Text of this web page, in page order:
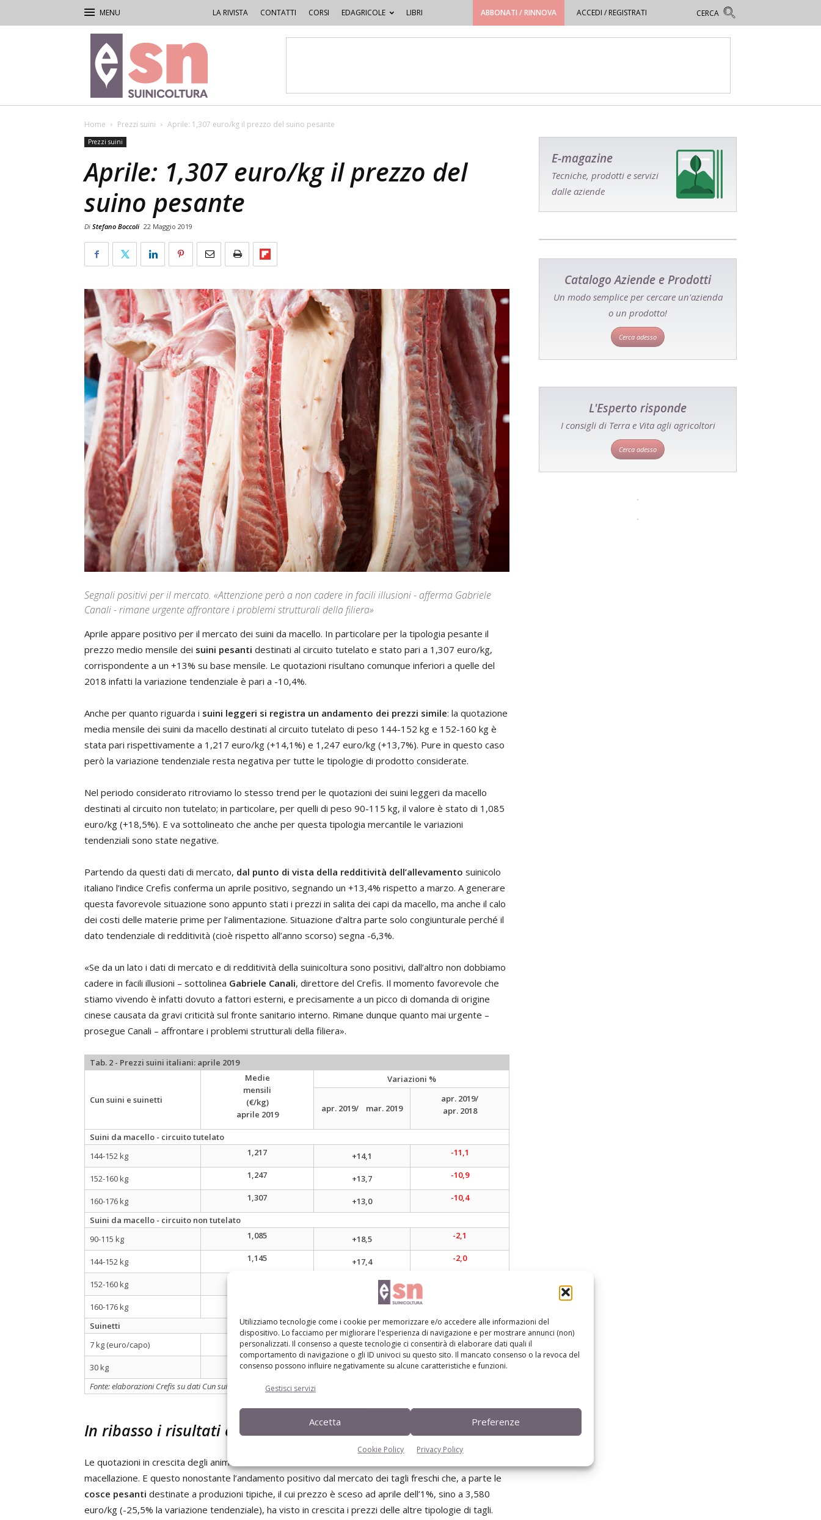
Utilizziamo tecnologie come i cookie per memorizzare e/o accedere alle informazioni del
dispositivo. Lo facciamo per migliorare l'esperienza di navigazione e per mostrare annunci (non)
personalizzati. Il consenso a queste tecnologie ci consentirà di elaborare dati quali il
comportamento di navigazione o gli ID univoci su questo sito. Il mancato consenso o la revoca del
consenso possono influire negativamente su alcune caratteristiche e funzioni.
Gestisci servizi
Accetta Preferenze
Cookie Policy Privacy Policy
LA RIVISTA CONTATTI CORSI EDAGRICOLE LIBRI ABBONATI / RINNOVA ACCEDI / REGISTRATI
Rivista
di
Suinicoltura
Home Prezzi suini Aprile: 1,307 euro/kg il prezzo del suino pesante
Prezzi suini
Aprile: 1,307 euro/kg il prezzo del
suino pesante
Di Stefano Boccoli 22 Maggio 2019
Segnali positivi per il mercato. «Attenzione però a non cadere in facili illusioni - afferma Gabriele
Canali - rimane urgente affrontare i problemi strutturali della filiera»
Aprile appare positivo per il mercato dei suini da macello. In particolare per la tipologia pesante il
prezzo medio mensile dei suini pesanti destinati al circuito tutelato e stato pari a 1,307 euro/kg,
corrispondente a un +13% su base mensile. Le quotazioni risultano comunque inferiori a quelle del
2018 infatti la variazione tendenziale è pari a -10,4%.
Anche per quanto riguarda i suini leggeri si registra un andamento dei prezzi simile: la quotazione
media mensile dei suini da macello destinati al circuito tutelato di peso 144-152 kg e 152-160 kg è
stata pari rispettivamente a 1,217 euro/kg (+14,1%) e 1,247 euro/kg (+13,7%). Pure in questo caso
però la variazione tendenziale resta negativa per tutte le tipologie di prodotto considerate.
Nel periodo considerato ritroviamo lo stesso trend per le quotazioni dei suini leggeri da macello
destinati al circuito non tutelato; in particolare, per quelli di peso 90-115 kg, il valore è stato di 1,085
euro/kg (+18,5%). E va sottolineato che anche per questa tipologia mercantile le variazioni
tendenziali sono state negative.
Partendo da questi dati di mercato, dal punto di vista della redditività dell’allevamento suinicolo
italiano l’indice Crefis conferma un aprile positivo, segnando un +13,4% rispetto a marzo. A generare
questa favorevole situazione sono appunto stati i prezzi in salita dei capi da macello, ma anche il calo
dei costi delle materie prime per l’alimentazione. Situazione d’altra parte solo congiunturale perché il
dato tendenziale di redditività (cioè rispetto all’anno scorso) segna -6,3%.
«Se da un lato i dati di mercato e di redditività della suinicoltura sono positivi, dall’altro non dobbiamo
cadere in facili illusioni – sottolinea Gabriele Canali, direttore del Crefis. Il momento favorevole che
stiamo vivendo è infatti dovuto a fattori esterni, e precisamente a un picco di domanda di origine
cinese causata da gravi criticità sul fronte sanitario interno. Rimane dunque quanto mai urgente –
prosegue Canali – affrontare i problemi strutturali della filiera».
Tab. 2 - Prezzi suini italiani: aprile 2019
Cun suini e suinetti
Medie
mensili
(€/kg)
aprile 2019
Variazioni %
apr. 2019/ mar. 2019
apr. 2019/
apr. 2018
Suini da macello - circuito tutelato
144-152 kg
1,217 +14,1 -11,1
152-160 kg 1,247 +13,7 -10,9
160-176 kg 1,307 +13,0 -10,4
Suini da macello - circuito non tutelato
90-115 kg
1,085 +18,5 -2,1
144-152 kg 1,145 +17,4 -2,0
152-160 kg
160-176 kg
Suinetti
7 kg (euro/capo)
50,000 -3,7 -21,1
30 kg 2,832 +4,7 -25,5
Fonte: elaborazioni Crefis su dati Cun suini da macello e da allevamento
In ribasso i risultati economici della macellazione
Le quotazioni in crescita degli animali da macello hanno trascinato al ribasso i risultati economici della
macellazione. E questo nonostante l’andamento positivo dal mercato dei tagli freschi che, a parte le
cosce pesanti destinate a produzioni tipiche, il cui prezzo è sceso ad aprile dell’1%, sino a 3,580
euro/kg (-25,5% la variazione tendenziale), ha visto in crescita i prezzi delle altre tipologie di tagli.
E-magazine
Tecniche, prodotti e servizi
dalle aziende
Catalogo Aziende e Prodotti
Un modo semplice per cercare un'azienda
o un prodotto!
Cerca adesso
L'Esperto risponde
I consigli di Terra e Vita agli agricoltori
Cerca adesso